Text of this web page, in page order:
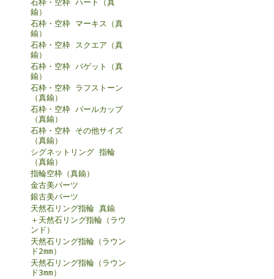
石枠・空枠 ハート（真
鍮）
石枠・空枠 マーキス（真
鍮）
石枠・空枠 スクエア（真
鍮）
石枠・空枠 バゲット（真
鍮）
石枠・空枠 ラフストーン
（真鍮）
石枠・空枠 パールカップ
（真鍮）
石枠・空枠 その他サイズ
（真鍮）
シグネットリング 指輪
（真鍮）
指輪空枠（真鍮）
金古美パーツ
銀古美パーツ
天然石リング指輪 真鍮
＋天然石リング指輪（ラウ
ンド）
天然石リング指輪（ラウン
ド2mm）
天然石リング指輪（ラウン
ド3mm）